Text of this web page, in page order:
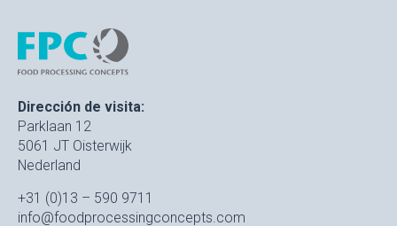
Dirección de visita:
Parklaan 12
5061 JT Oisterwijk
Nederland
+31 (0)13 – 590 9711
info@foodprocessingconcepts.com